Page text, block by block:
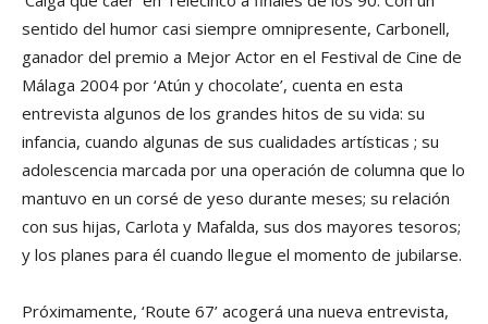
sentido del humor casi siempre omnipresente, Carbonell,
ganador del premio a Mejor Actor en el Festival de Cine de
Málaga 2004 por ‘Atún y chocolate’, cuenta en esta
entrevista algunos de los grandes hitos de su vida: su
infancia, cuando algunas de sus cualidades artísticas ; su
adolescencia marcada por una operación de columna que lo
mantuvo en un corsé de yeso durante meses; su relación
con sus hijas, Carlota y Mafalda, sus dos mayores tesoros;
y los planes para él cuando llegue el momento de jubilarse.
Próximamente, ‘Route 67’ acogerá una nueva entrevista,